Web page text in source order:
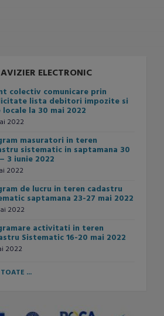
AVIZIER ELECTRONIC
colectiv comunicare prin
lista debitori impozite si
locale la 30 mai 2022
2022
masuratori in teren
sistematic in saptamana 30
3 iunie 2022
2022
de lucru in teren cadastru
saptamana 23-27 mai 2022
2022
activitati in teren
Sistematic 16-20 mai 2022
2022
...